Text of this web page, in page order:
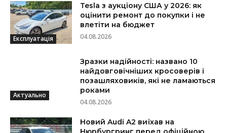
Експлуатація
Tesla з аукціону США у 2026: як
оцінити ремонт до покупки і не
влетіти на бюджет
04.08.2026
Актуально
Зразки надійності: названо 10
найдовговічніших кросоверів і
позашляховиків, які не ламаються
роками
04.08.2026
Новий Audi A2 виїхав на